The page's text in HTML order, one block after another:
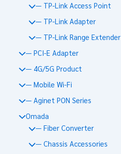
— TP-Link Access Point
— TP-Link Adapter
— TP-Link Range Extender
— PCI-E Adapter
— 4G/5G Product
— Mobile Wi-Fi
— Aginet PON Series
Omada
— Fiber Converter
— Chassis Accessories